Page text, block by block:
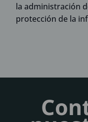
la administración
protección de la